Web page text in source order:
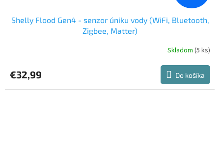
Shelly Flood Gen4 - senzor úniku vody (WiFi, Bluetooth,
Zigbee, Matter)
Skladom (5 ks)
€32,99 Do košíka